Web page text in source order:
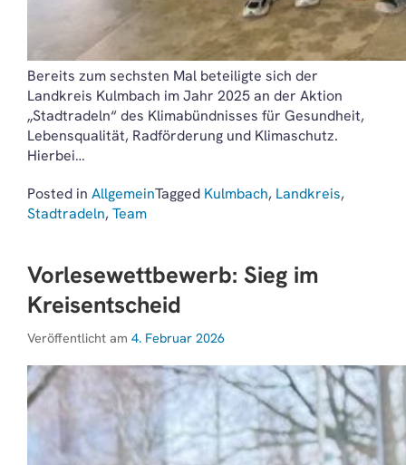
Bereits zum sechsten Mal beteiligte sich der
Landkreis Kulmbach im Jahr 2025 an der Aktion
„Stadtradeln“ des Klimabündnisses für Gesundheit,
Lebensqualität, Radförderung und Klimaschutz.
Hierbei…
Posted in AllgemeinTagged Kulmbach, Landkreis,
Stadtradeln, Team
Vorlesewettbewerb: Sieg im
Kreisentscheid
Veröffentlicht am 4. Februar 2026